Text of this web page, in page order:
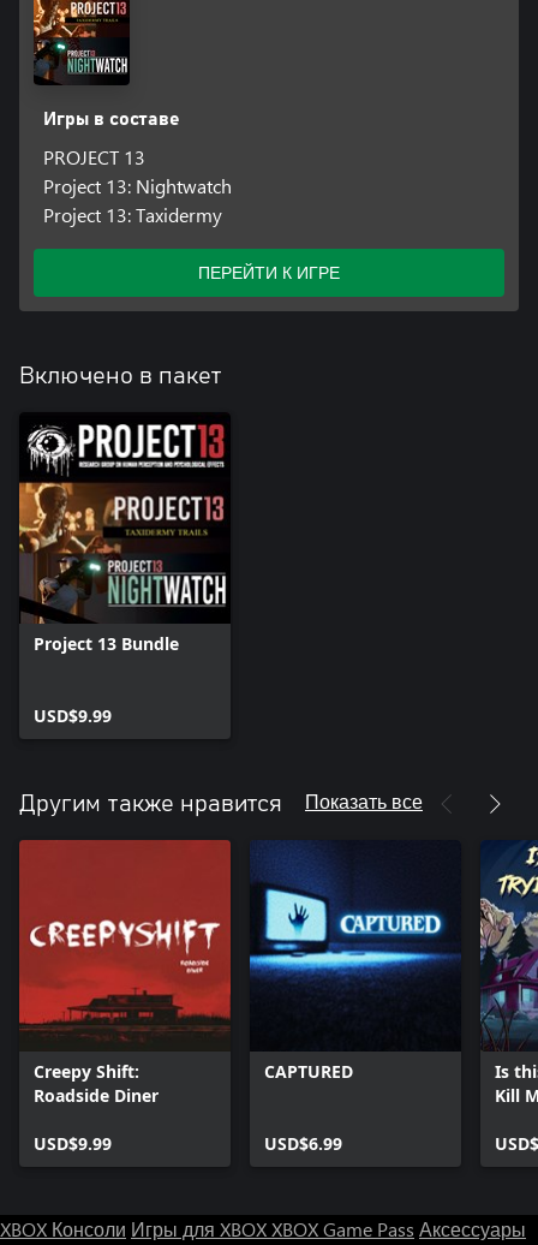
Игры в составе
PROJECT 13
Project 13: Nightwatch
Project 13: Taxidermy
ПЕРЕЙТИ К ИГРЕ
Включено в пакет
Project 13 Bundle
USD$9.99
Другим также нравится Показать все
Creepy Shift:
Roadside Diner
USD$9.99
CAPTURED
USD$6.99
Is
Kill
XBOX Консоли Игры для XBOXXBOX Game Pass Аксессуары